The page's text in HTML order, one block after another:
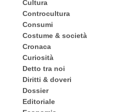
Cultura
Controcultura
Consumi
Costume & società
Cronaca
Curiosità
Detto tra noi
Diritti & doveri
Dossier
Editoriale